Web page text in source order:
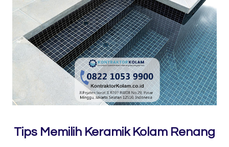
Tips Memilih Keramik Kolam Renang